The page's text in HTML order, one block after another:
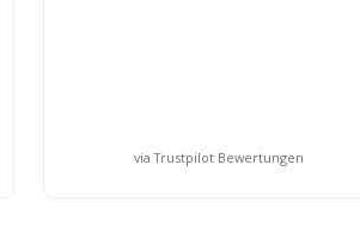
via Trustpilot Bewertungen